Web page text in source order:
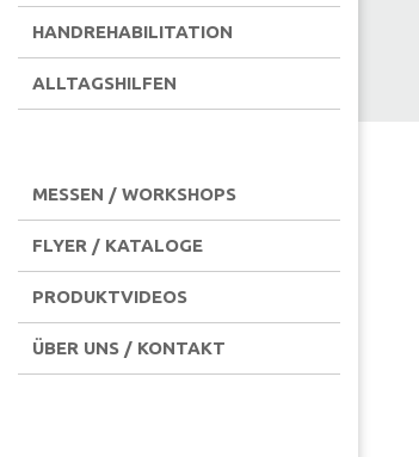
HANDREHABILITATION
ALLTAGSHILFEN
MESSEN / WORKSHOPS
FLYER / KATALOGE
PRODUKTVIDEOS
ÜBER UNS / KONTAKT